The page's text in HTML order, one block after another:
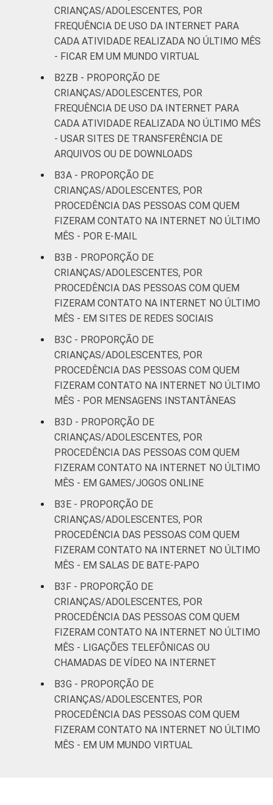
CRIANÇAS/ADOLESCENTES, POR
FREQUÊNCIA DE USO DA INTERNET PARA
CADA ATIVIDADE REALIZADA NO ÚLTIMO MÊS
- FICAR EM UM MUNDO VIRTUAL
B2ZB - PROPORÇÃO DE
CRIANÇAS/ADOLESCENTES, POR
FREQUÊNCIA DE USO DA INTERNET PARA
CADA ATIVIDADE REALIZADA NO ÚLTIMO MÊS
- USAR SITES DE TRANSFERÊNCIA DE
ARQUIVOS OU DE DOWNLOADS
B3A - PROPORÇÃO DE
CRIANÇAS/ADOLESCENTES, POR
PROCEDÊNCIA DAS PESSOAS COM QUEM
FIZERAM CONTATO NA INTERNET NO ÚLTIMO
MÊS - POR E-MAIL
B3B - PROPORÇÃO DE
CRIANÇAS/ADOLESCENTES, POR
PROCEDÊNCIA DAS PESSOAS COM QUEM
FIZERAM CONTATO NA INTERNET NO ÚLTIMO
MÊS - EM SITES DE REDES SOCIAIS
B3C - PROPORÇÃO DE
CRIANÇAS/ADOLESCENTES, POR
PROCEDÊNCIA DAS PESSOAS COM QUEM
FIZERAM CONTATO NA INTERNET NO ÚLTIMO
MÊS - POR MENSAGENS INSTANTÂNEAS
B3D - PROPORÇÃO DE
CRIANÇAS/ADOLESCENTES, POR
PROCEDÊNCIA DAS PESSOAS COM QUEM
FIZERAM CONTATO NA INTERNET NO ÚLTIMO
MÊS - EM GAMES/JOGOS ONLINE
B3E - PROPORÇÃO DE
CRIANÇAS/ADOLESCENTES, POR
PROCEDÊNCIA DAS PESSOAS COM QUEM
FIZERAM CONTATO NA INTERNET NO ÚLTIMO
MÊS - EM SALAS DE BATE-PAPO
B3F - PROPORÇÃO DE
CRIANÇAS/ADOLESCENTES, POR
PROCEDÊNCIA DAS PESSOAS COM QUEM
FIZERAM CONTATO NA INTERNET NO ÚLTIMO
MÊS - LIGAÇÕES TELEFÔNICAS OU
CHAMADAS DE VÍDEO NA INTERNET
B3G - PROPORÇÃO DE
CRIANÇAS/ADOLESCENTES, POR
PROCEDÊNCIA DAS PESSOAS COM QUEM
FIZERAM CONTATO NA INTERNET NO ÚLTIMO
MÊS - EM UM MUNDO VIRTUAL